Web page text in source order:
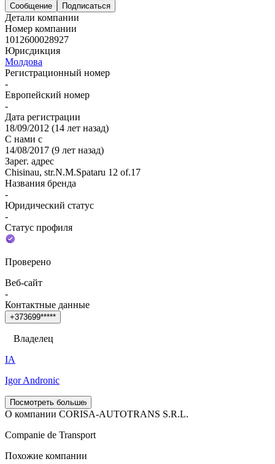
Сообщение
Подписаться
Детали компании
Номер компании
1012600028927
Юрисдикция
Молдова
Регистрационный номер
-
Европейский номер
-
Дата регистрации
18/09/2012 (14 лет назад)
С нами с
14/08/2017 (9 лет назад)
Зарег. адрес
Chisinau, str.N.M.Spataru 12 of.17
Названия бренда
-
Юридический статус
-
Статус профиля
Проверено
Веб-сайт
-
Контактные данные
+373699*****
Владелец
IA
Igor Andronic
Посмотреть больше
О компании CORISA-AUTOTRANS S.R.L.
Companie de Transport
Похожие компании